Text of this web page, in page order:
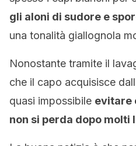
gli aloni di sudore e
una tonalità giallognola
Nonostante tramite il
che il capo acquisisce
quasi impossibile evitare
non si perda dopo molti